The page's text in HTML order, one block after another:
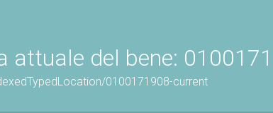
attuale del bene:
0100171908-current